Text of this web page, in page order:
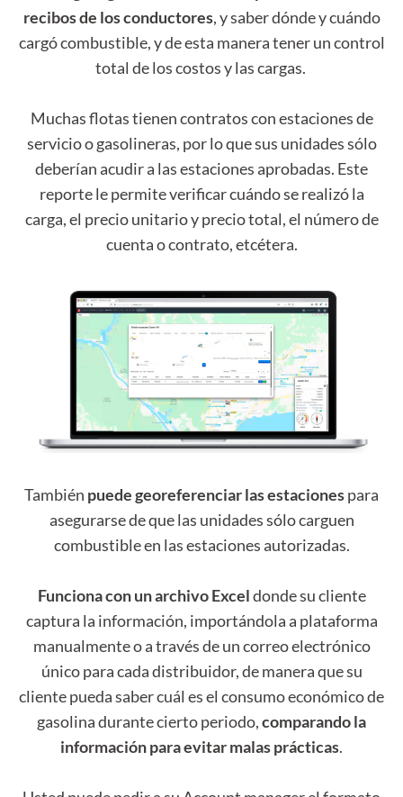
recibos de los conductores, y saber dónde y cuándo
cargó combustible, y de esta manera tener un control
total de los costos y las cargas.
Muchas flotas tienen contratos con estaciones de
servicio o gasolineras, por lo que sus unidades sólo
deberían acudir a las estaciones aprobadas. Este
reporte le permite verificar cuándo se realizó la
carga, el precio unitario y precio total, el número de
cuenta o contrato, etcétera.
También puede georeferenciar las estacionespara
asegurarse de que las unidades sólo carguen
combustible en las estaciones autorizadas.
Funciona con un archivo Exceldonde su cliente
captura la información, importándola a plataforma
manualmente o a través de un correo electrónico
único para cada distribuidor, de manera que su
cliente pueda saber cuál es el consumo económico de
gasolina durante cierto periodo,comparando la
información para evitar malas prácticas.